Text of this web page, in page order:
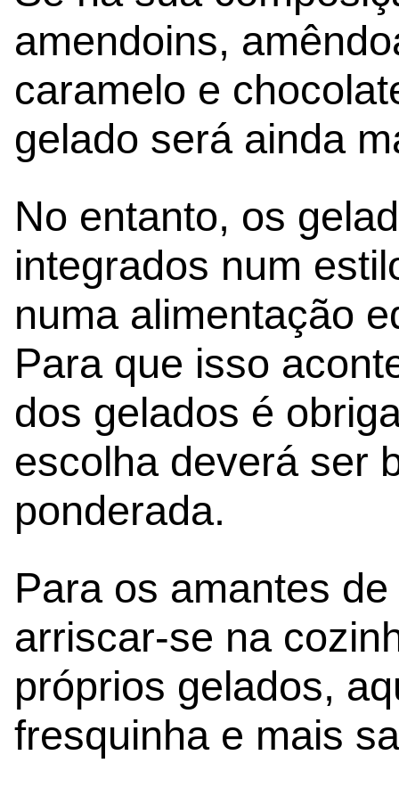
amendoins,
caramelo e
gelado será ainda
No entanto, os
integrados num
numa alimentação
Para que isso
dos gelados é
escolha deverá ser
ponderada.
Para os amantes
arriscar-se na
próprios gelados,
fresquinha e mais